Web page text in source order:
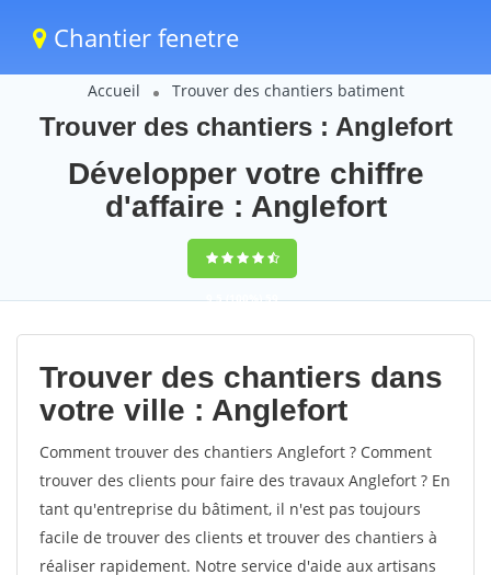
Chantier fenetre
Accueil Trouver des chantiers batiment
Trouver des chantiers : Anglefort
Développer votre chiffre
d'affaire : Anglefort
9,5(100%)59
votes
Trouver des chantiers dans
votre ville : Anglefort
Comment trouver des chantiers Anglefort ? Comment
trouver des clients pour faire des travaux Anglefort ? En
tant qu'entreprise du bâtiment, il n'est pas toujours
facile de trouver des clients et trouver des chantiers à
réaliser rapidement. Notre service d'aide aux artisans